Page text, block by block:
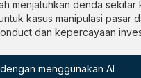
menjatuhkan denda sekitar
kasus manipulasi pasar
dan kepercayaan
menggunakan AI